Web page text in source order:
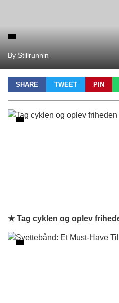
By Stillrunnin
SHARE TWEET PIN
★ Tag cyklen og oplev